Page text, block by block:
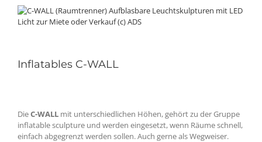
Inflatables C-WALL
DieC-WALL mit unterschiedlichen Höhen, gehört zu der Gruppe
inflatable sculpture und werden eingesetzt, wenn Räume schnell,
einfach abgegrenzt werden sollen. Auch gerne als Wegweiser.